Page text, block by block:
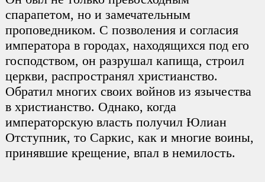
спарапетом, но и замечательным
проповедником. С позволения и согласия
императора в городах, находящихся под его
господством, он разрушал капища, строил
церкви, распространял христианство.
Обратил многих своих войнов из язычества
в христианство. Однако, когда
императорскую власть получил Юлиан
Отступник, то Саркис, как и многие воины,
принявшие крещение, впал в немилость.